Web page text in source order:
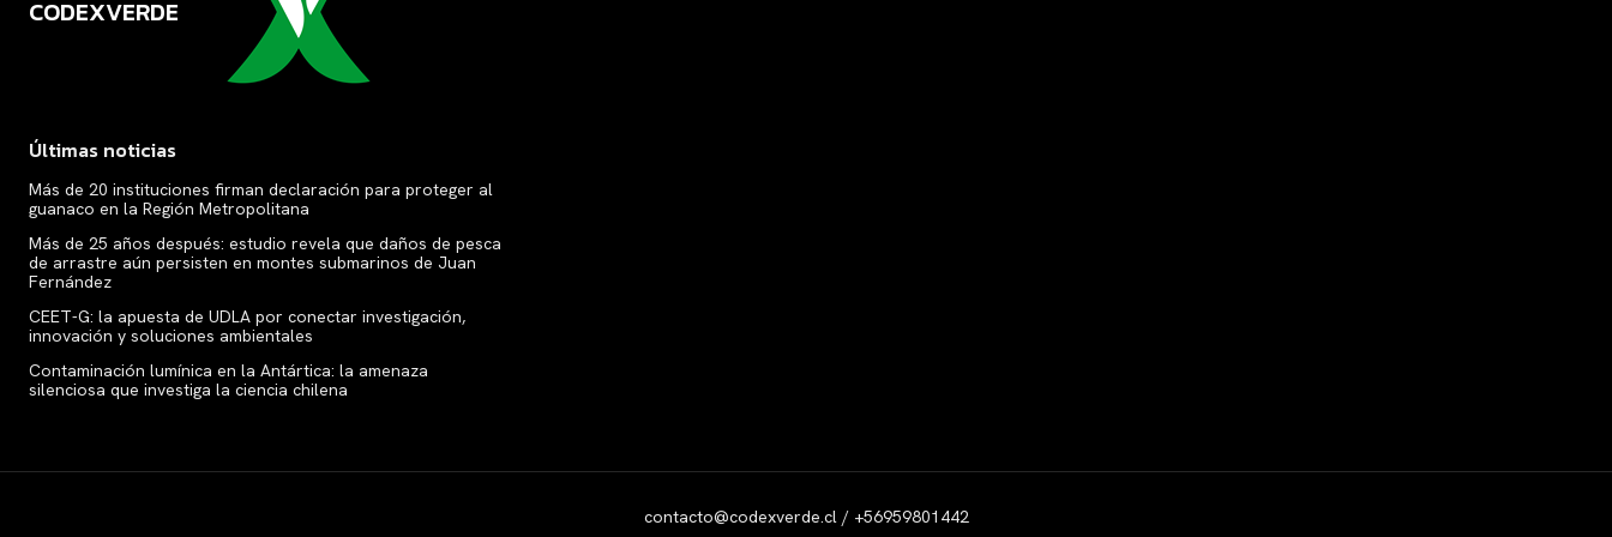
CODEXVERDE
Últimas noticias
Más de 20 instituciones firman declaración para proteger al
guanaco en la Región Metropolitana
Más de 25 años después: estudio revela que daños de pesca
de arrastre aún persisten en montes submarinos de Juan
Fernández
CEET-G: la apuesta de UDLA por conectar investigación,
innovación y soluciones ambientales
Contaminación lumínica en la Antártica: la amenaza
silenciosa que investiga la ciencia chilena
contacto@codexverde.cl / +56959801442